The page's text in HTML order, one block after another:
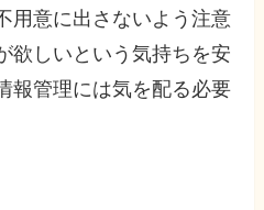
用意に出さないよう注意
欲しいという気持ちを安
報管理には気を配る必要